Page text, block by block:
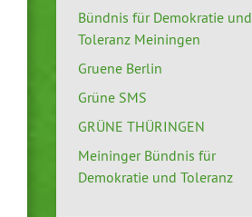
Bündnis für Demokratie und
Toleranz Meiningen
Gruene Berlin
Grüne SMS
GRÜNE THÜRINGEN
Meininger Bündnis für
Demokratie und Toleranz